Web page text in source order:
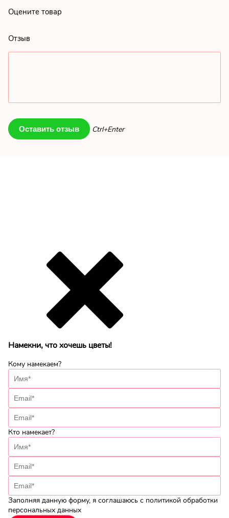
Оцените товар
Отзыв
Ctrl+Enter
Намекни, что хочешь цветы!
Кому намекаем?
Кто намекает?
Заполняя данную форму, я соглашаюсь с политикой обработки
персональных данных